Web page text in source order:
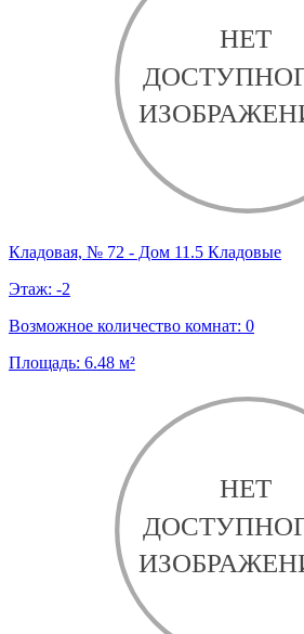
Кладовая, № 72 - Дом 11.5 Кладовые
Этаж: -2
Возможное количество комнат: 0
Площадь: 6.48 м²